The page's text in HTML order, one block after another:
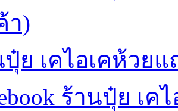
า)
ย เคไอเคห้วย
ร้านปุ๋ย เ